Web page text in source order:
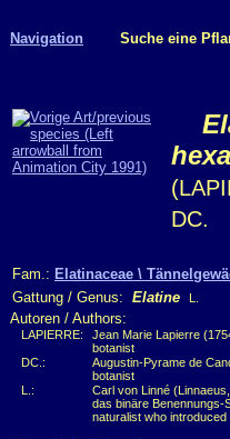
Navigation Suche eine
DC.
Fam.: Elatinaceae \
Gattung / Genus: Elatine L.
Autoren / Authors:
LAPIERRE:
Jean Marie Lapierre
botanist
DC.:
Augustin-Pyrame de
botanist
L.:
Carl von Linné
das binäre Benennungs-
naturalist who